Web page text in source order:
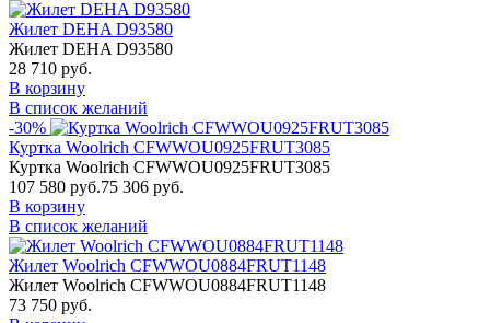
Жилет DEHA D93580
Жилет DEHA D93580
28 710 руб.
В корзину
В список желаний
-30%
Куртка Woolrich CFWWOU0925FRUT3085
Куртка Woolrich CFWWOU0925FRUT3085
107 580 руб.75 306 руб.
В корзину
В список желаний
Жилет Woolrich CFWWOU0884FRUT1148
Жилет Woolrich CFWWOU0884FRUT1148
73 750 руб.